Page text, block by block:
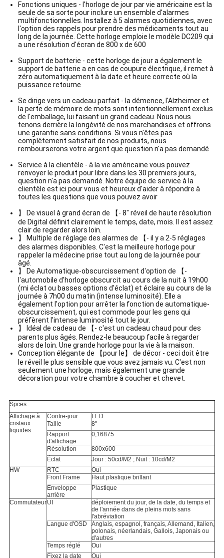
Fonctions uniques - l'horloge de jour par vie américaine est la
seule de sa sorte pour inclure un ensemble d'alarmes
multifonctionnelles. Installez à 5 alarmes quotidiennes, avec
l'option des rappels pour prendre des médicaments tout au
long de la journée. Cette horloge emploie le modèle DC209 qui
a une résolution d'écran de 800 x de 600
Support de batterie - cette horloge de jour a également le
support de batterie a en cas de coupure électrique, il remet à
zéro automatiquement à la date et heure correcte où la
puissance retourne
Se dirige vers un cadeau parfait - la démence, l'Alzheimer et
la perte de mémoire de mots sont intentionnellement exclus
de l'emballage, lui faisant un grand cadeau. Nous nous
tenons derrière la longévité de nos marchandises et offrons
une garantie sans conditions. Si vous n'êtes pas
complètement satisfait de nos produits, nous
rembourserons votre argent que question n'a pas demandé
Service à la clientèle - à la vie américaine vous pouvez
renvoyer le produit pour libre dans les 30 premiers jours,
question n'a pas demandé. Notre équipe de service à la
clientèle est ici pour vous et heureux d'aider à répondre à
toutes les questions que vous pouvez avoir
】 De visuel à grand écran de 【- 8" réveil de haute résolution
de Digital définit clairement le temps, date, mois. Il est assez
clair de regarder alors loin.
】 Multiple de réglage des alarmes de 【- il y a 2-5 réglages
des alarmes disponibles. C'est la meilleure horloge pour
rappeler la médecine prise tout au long de la journée pour
âgé.
】 De Automatique-obscurcissement d'option de 【-
l'automobile d'horloge obscurcit au cours de la nuit à 19h00
(mi éclat ou basses options d'éclat) et éclaire au cours de la
journée à 7h00 du matin (intense luminosité). Elle a
également l'option pour arrêter la fonction de automatique-
obscurcissement, qui est commode pour les gens qui
préfèrent l'intense luminosité tout le jour.
】 Idéal de cadeau de 【- c'est un cadeau chaud pour des
parents plus âgés. Rendez-le beaucoup facile à regarder
alors de loin. Une grande horloge pour la vie à la maison.
Conception élégante de 【pour le】 de décor - ceci doit être
le réveil le plus sensible que vous avez jamais vu. C'est non
seulement une horloge, mais également une grande
décoration pour votre chambre à coucher et chevet.
Spces :
Affichage à
cristaux
liquides
Contre-jour
LED
Taille
8"
Rapport
d'affichage
0,16875
Résolution
800x600
Éclat
Jour : 50cd/M2 ; Nuit : 10cd/M2
HW
RTC
Oui
Front Frame
Haut plastique brillant
Enveloppe
arrière
Plastique
CommutateurUI
déploiement du jour, de la date, du temps et
de l'année dans de pleins mots sans
l'abréviation
Langue d'OSD
Anglais, espagnol, français, Allemand, Italien,
polonais, néerlandais, Gallois, Japonais ou
d'autres
Temps réglé
Oui
Fixez la date
Oui